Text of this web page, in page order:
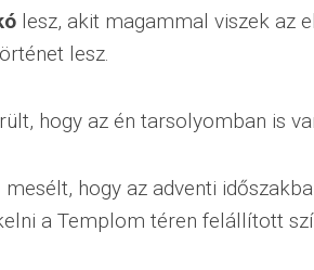
lesz, akit magammal viszek az
lesz.
hogy az én tarsolyomban is
hogy az adventi
a Templom téren felállított